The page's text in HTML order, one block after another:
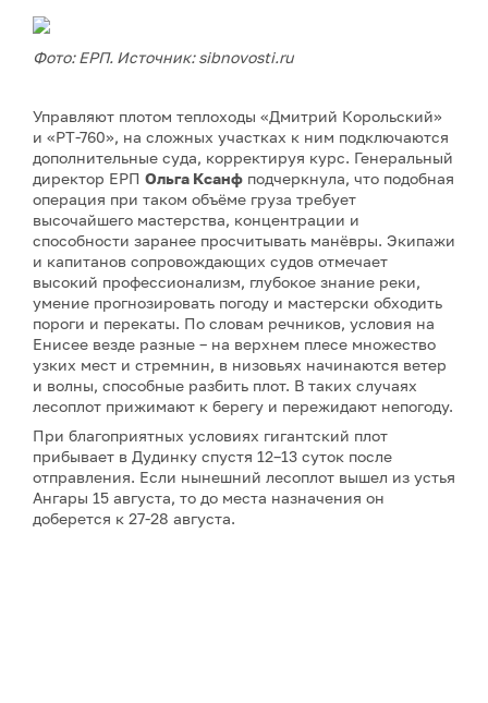
Фото: ЕРП. Источник: sibnovosti.ru
Управляют плотом теплоходы «Дмитрий Корольский»
и «РТ-760», на сложных участках к ним подключаются
дополнительные суда, корректируя курс. Генеральный
директор ЕРП Ольга Ксанф подчеркнула, что подобная
операция при таком объёме груза требует
высочайшего мастерства, концентрации и
способности заранее просчитывать манёвры. Экипажи
и капитанов сопровождающих судов отмечает
высокий профессионализм, глубокое знание реки,
умение прогнозировать погоду и мастерски обходить
пороги и перекаты. По словам речников, условия на
Енисее везде разные – на верхнем плесе множество
узких мест и стремнин, в низовьях начинаются ветер
и волны, способные разбить плот. В таких случаях
лесоплот прижимают к берегу и пережидают непогоду.
При благоприятных условиях гигантский плот
прибывает в Дудинку спустя 12–13 суток после
отправления. Если нынешний лесоплот вышел из устья
Ангары 15 августа, то до места назначения он
доберется к 27-28 августа.